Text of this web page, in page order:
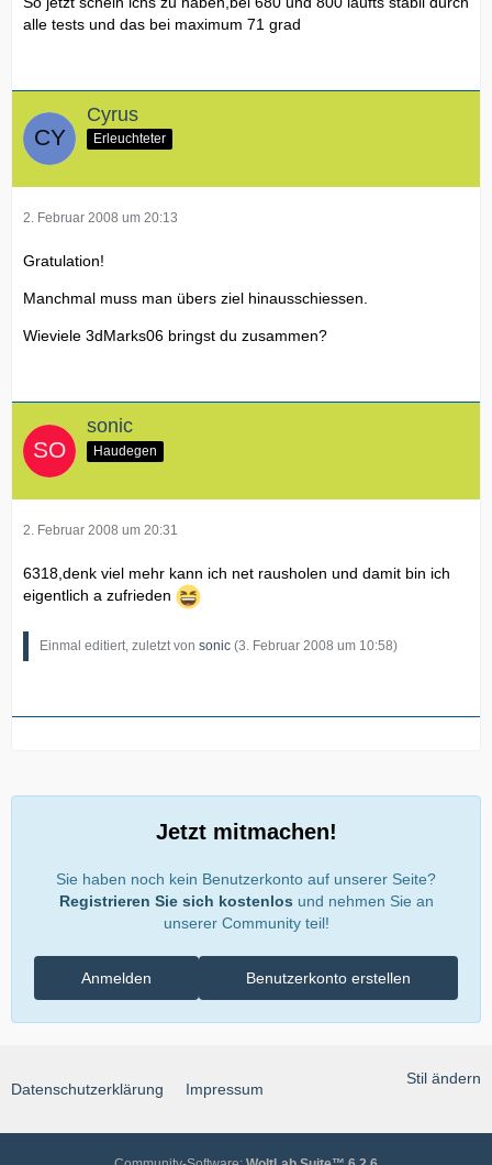
alle tests und das bei maximum 71 grad
Cyrus
Erleuchteter
2. Februar 2008 um 20:13
Gratulation!
Manchmal muss man übers ziel hinausschiessen.
Wieviele 3dMarks06 bringst du zusammen?
sonic
Haudegen
2. Februar 2008 um 20:31
6318,denk viel mehr kann ich net rausholen und damit bin ich
eigentlich a zufrieden
Einmal editiert, zuletzt von sonic (3. Februar 2008 um 10:58)
Jetzt mitmachen!
Sie haben noch kein Benutzerkonto auf unserer Seite?
Registrieren Sie sich kostenlos und nehmen Sie an
unserer Community teil!
Benutzerkonto erstellen
Anmelden
Stil ändern
Datenschutzerklärung Impressum